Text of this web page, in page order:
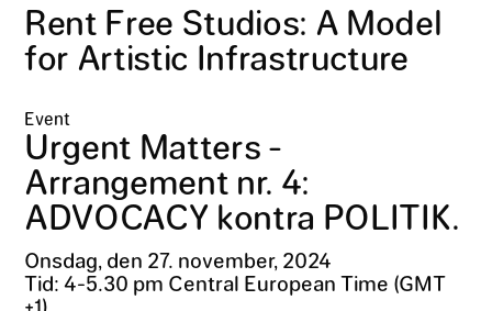
Rent Free Studios: A Model
for Artistic Infrastructure
Event
Urgent Matters -
Arrangement nr. 4:
ADVOCACY kontra POLITIK.
Onsdag, den 27. november, 2024
Tid: 4-5.30 pm Central European Time (GMT
+1)